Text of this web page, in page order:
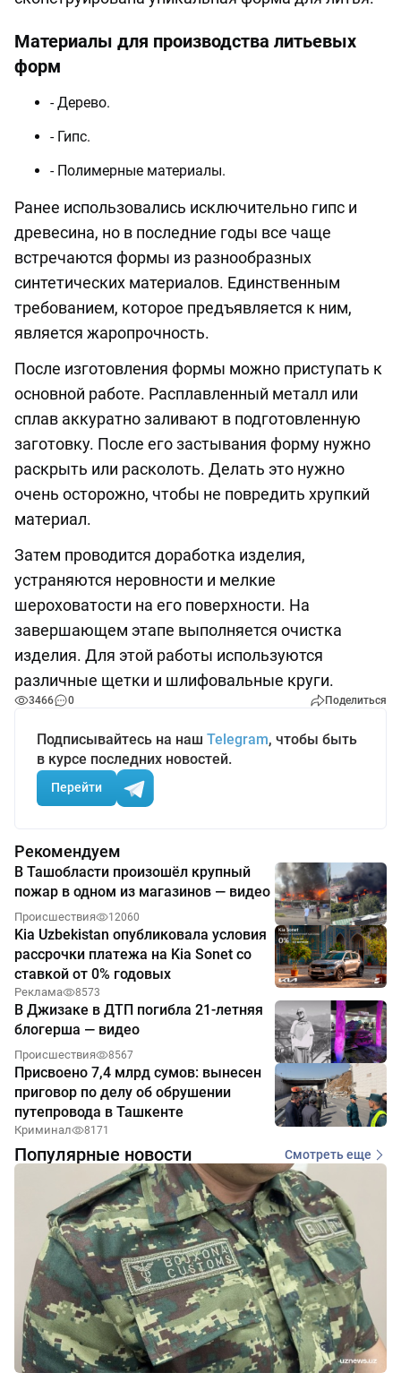
Материалы для производства литьевых
форм
- Дерево.
- Гипс.
- Полимерные материалы.
Ранее использовались исключительно гипс и
древесина, но в последние годы все чаще
встречаются формы из разнообразных
синтетических материалов. Единственным
требованием, которое предъявляется к ним,
является жаропрочность.
После изготовления формы можно приступать к
основной работе. Расплавленный металл или
сплав аккуратно заливают в подготовленную
заготовку. После его застывания форму нужно
раскрыть или расколоть. Делать это нужно
очень осторожно, чтобы не повредить хрупкий
материал.
Затем проводится доработка изделия,
устраняются неровности и мелкие
шероховатости на его поверхности. На
завершающем этапе выполняется очистка
изделия. Для этой работы используются
различные щетки и шлифовальные круги.
3466 0 Поделиться
Подписывайтесь на наш Telegram, чтобы быть
в курсе последних новостей.
Перейти
Рекомендуем
В Ташобласти произошёл крупный
пожар в одном из магазинов — видео
Происшествия 12060
Kia Uzbekistan опубликовала условия
рассрочки платежа на Kia Sonet со
ставкой от 0% годовых
Реклама 8573
В Джизаке в ДТП погибла 21-летняя
блогерша — видео
Происшествия 8567
Присвоено 7,4 млрд сумов: вынесен
приговор по делу об обрушении
путепровода в Ташкенте
Криминал 8171
Популярные новости Смотреть еще